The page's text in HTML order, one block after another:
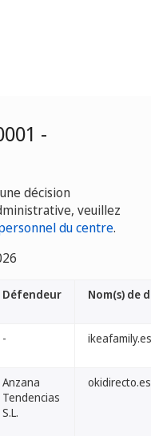
-
décision
veuillez
du centre.
Défendeur Nom(s) de
- ikeafamily.es
Anzana
Tendencias
S.L.
okidirecto.es